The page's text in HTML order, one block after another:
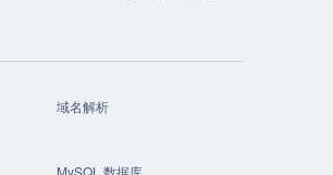
域名解析
MySQL 数据库